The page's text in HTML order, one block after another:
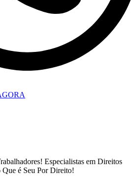
Especialistas em Direitos
Que é Seu Por Direito!